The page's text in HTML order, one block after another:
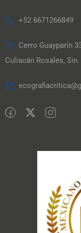
+52 6671266849
Cerro Guayparín
Culiacán Rosales, Sin.